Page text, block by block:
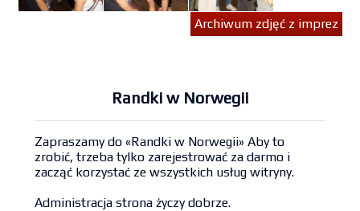
Archiwum zdjęć z imprez
Randki w Norwegii
Zapraszamy do «Randki w Norwegii» Aby to
zrobić, trzeba tylko zarejestrować za darmo i
zacząć korzystać ze wszystkich usług witryny.
Administracja strona życzy dobrze.